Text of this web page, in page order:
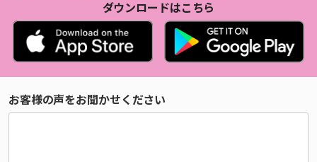
ダウンロードはこちら
お客様の声をお聞かせください